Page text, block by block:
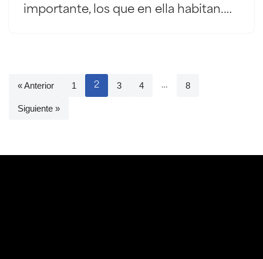
importante, los que en ella habitan.…
« Anterior 1 2 3 4 … 8
Siguiente »